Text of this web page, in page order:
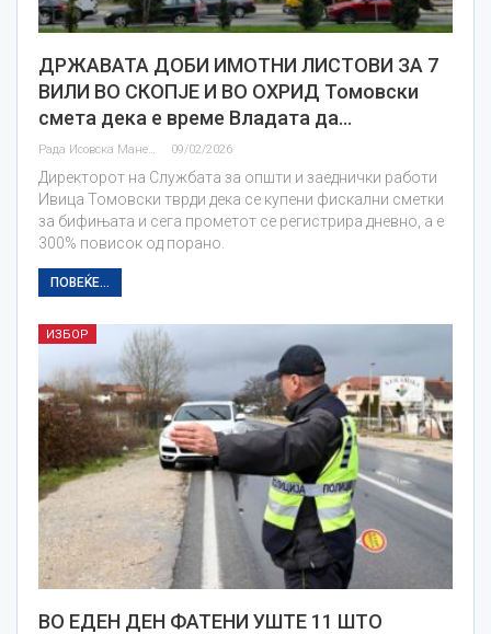
ДРЖАВАТА ДОБИ ИМОТНИ ЛИСТОВИ ЗА 7
ВИЛИ ВО СКОПЈЕ И ВО ОХРИД Томовски
смета дека е време Владата да…
Рада Исовска Маневска 09/02/2026
Директорот на Службата за општи и заеднички работи
Ивица Томовски тврди дека се купени фискални сметки
за бифињата и сега прометот се регистрира дневно, а е
300% повисок од порано.
ПОВЕЌЕ...
ИЗБОР
ВО ЕДЕН ДЕН ФАТЕНИ УШТЕ 11 ШТО